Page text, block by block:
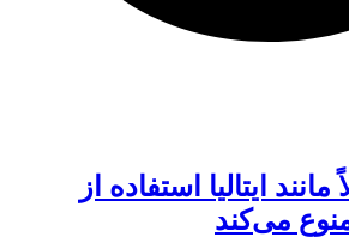
ایتالیا استفاده از